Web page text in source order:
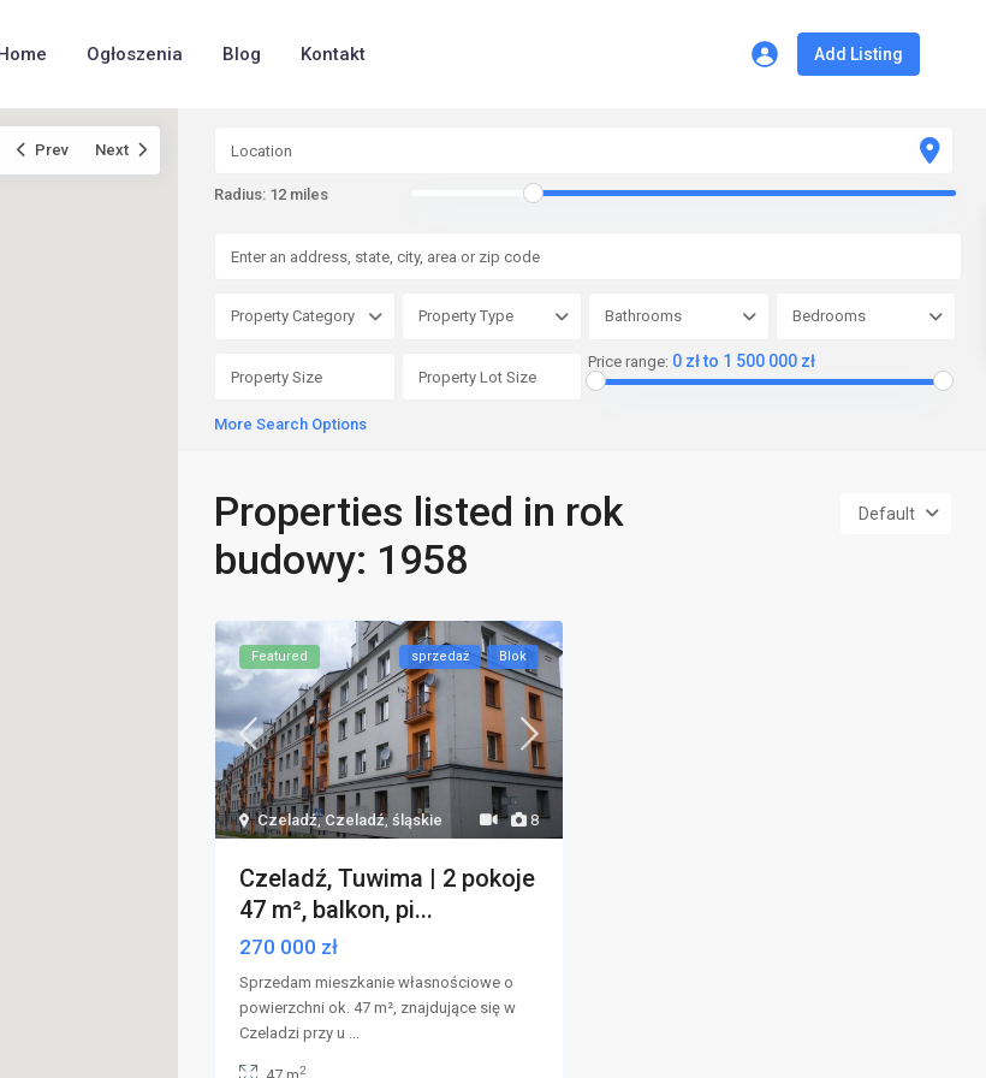
Ogłoszenia Blog Kontakt Add Listing
Prev Next
Radius: 12 miles
Property Category Property Type Bathrooms Bedrooms
Price range: 0 zł to 1 500 000 zł
More Search Options
Default
Properties listed in rok
budowy: 1958
8
Czeladź,Czeladź, śląskie
Featured sprzedaż Blok
Czeladź, Tuwima | 2 pokoje
47 m², balkon, pi...
270 000 zł
Sprzedam mieszkanie własnościowe o
powierzchni ok. 47 m², znajdujące się w
Czeladzi przy u
2